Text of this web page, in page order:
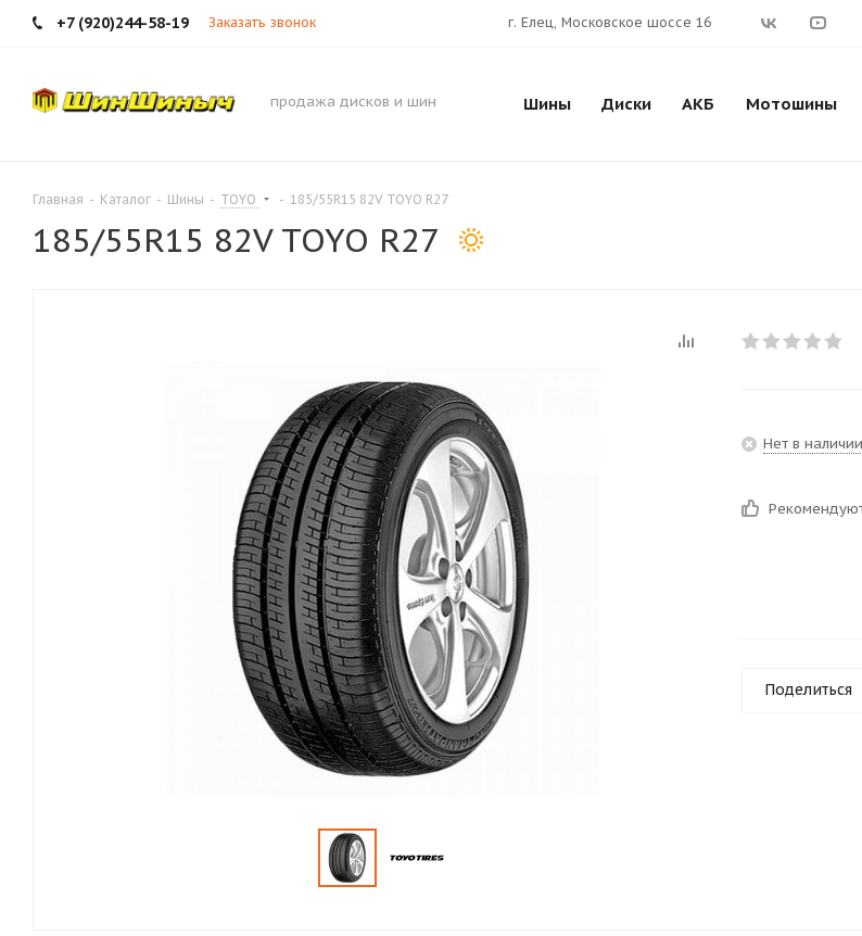
+7 (920)244-58-19 Заказать звонок г. Елец, Московское шоссе 16
продажа дисков и шин Шины Диски АКБ Мотошины
Главная - Каталог - Шины - TOYO - 185/55R15 82V TOYO R27
185/55R15 82V TOYO R27
Нет в наличии
Поделиться